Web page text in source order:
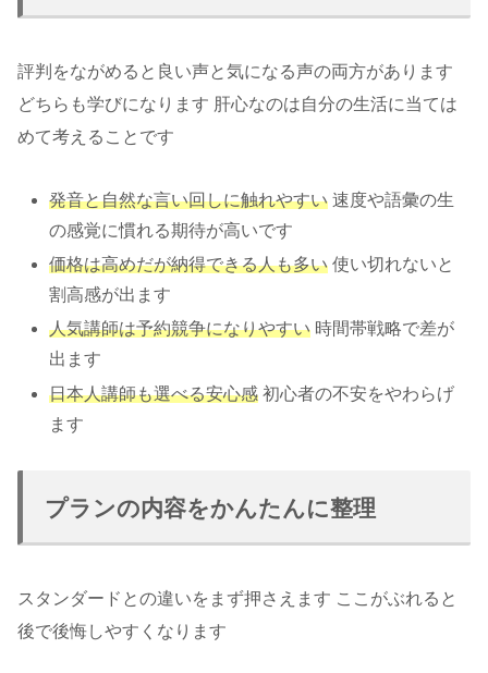
評判をながめると良い声と気になる声の両方があります
どちらも学びになります 肝心なのは自分の生活に当ては
めて考えることです
発音と自然な言い回しに触れやすい 速度や語彙の生
の感覚に慣れる期待が高いです
価格は高めだが納得できる人も多い 使い切れないと
割高感が出ます
人気講師は予約競争になりやすい 時間帯戦略で差が
出ます
日本人講師も選べる安心感 初心者の不安をやわらげ
ます
プランの内容をかんたんに整理
スタンダードとの違いをまず押さえます ここがぶれると
後で後悔しやすくなります